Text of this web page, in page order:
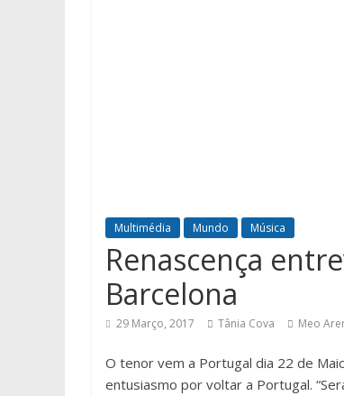
Multimédia Mundo Música
Renascença
Barcelona
29 Março, 2017 Tânia Cova Meo
O tenor vem a Portugal dia 22 de
entusiasmo por voltar a Portugal.